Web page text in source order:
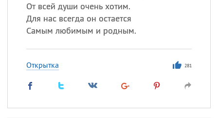
От всей души очень хотим.
Для нас всегда он остается
Самым любимым и родным.
Открытка 281